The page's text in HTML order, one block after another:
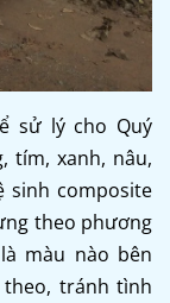
sử lý cho Quý
tím, xanh, nâu,
sinh composite
theo phương
màu nào bên
tránh tình